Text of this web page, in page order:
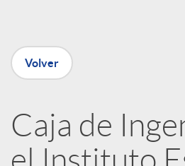
n
e
Volver
Caja de